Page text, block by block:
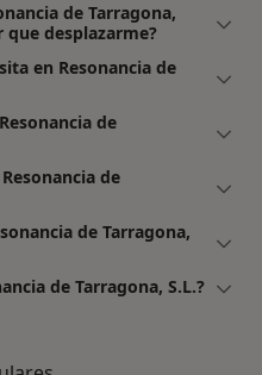
de Tarragona,
desplazarme?
en Resonancia de
de
de
de Tarragona,
de Tarragona, S.L.?